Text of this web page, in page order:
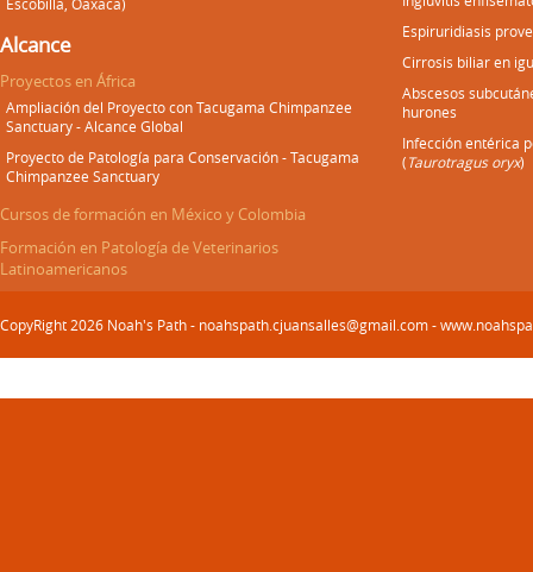
Escobilla, Oaxaca)
Alcance
Proyectos en África
Ampliación del Proyecto con Tacugama Chimpanzee
Sanctuary - Alcance Global
Proyecto de Patología para Conservación - Tacugama
Chimpanzee Sanctuary
Cursos de formación en México y Colombia
Formación en Patología de Veterinarios
Latinoamericanos
Espiruridiasis
Cirrosis biliar en
Abscesos
hurones
Infección entérica
(Taurotragus oryx)
CopyRight 2026 Noah's Path - noahspath.cjuansalles@gmail.com -